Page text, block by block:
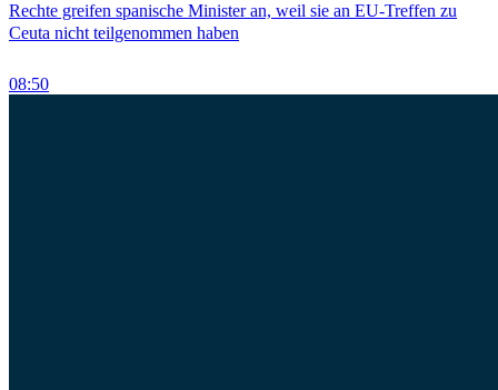
Rechte greifen spanische Minister an, weil sie an EU-Treffen zu
Ceuta nicht teilgenommen haben
08:50